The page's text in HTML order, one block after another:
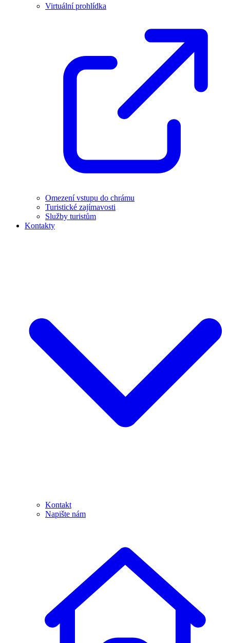
Virtuální prohlídka
Omezení vstupu do chrámu
Turistické zajímavosti
Služby turistům
Kontakty
Kontakt
Napište nám